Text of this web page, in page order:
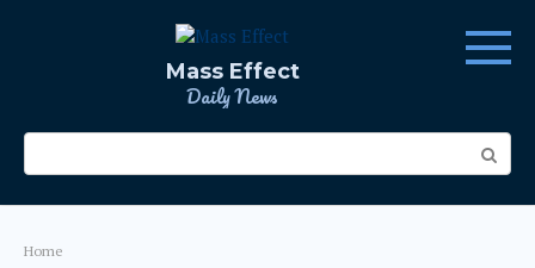
Mass Effect
Daily News
Search:
Home